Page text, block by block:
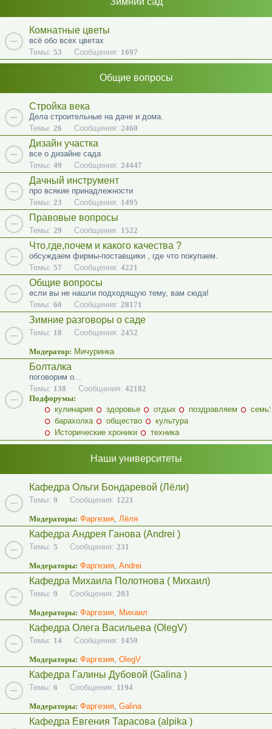
Комнатные цветы
всё обо всех цветах
Темы: 53 Сообщения: 1697
Общие вопросы
Стройка века
Дела строительные на даче и дома.
Темы: 26 Сообщения: 2460
Дизайн участка
все о дизайне сада
Темы: 49 Сообщения: 24447
Дачный инструмент
про всякие принадлежности
Темы: 23 Сообщения: 1495
Правовые вопросы
Темы: 29 Сообщения: 1522
Что,где,почем и какого качества ?
обсуждаем фирмы-поставщики , где что покупаем.
Темы: 57 Сообщения: 4221
Общие вопросы
если вы не нашли подходящую тему, вам сюда!
Темы: 60 Сообщения: 28171
Зимние разговоры о саде
Темы: 18 Сообщения: 2452
Модератор: Мичуринка
Болталка
поговорим о...
Темы: 138 Сообщения: 42182
Подфорумы:
кулинария
здоровье отдых поздравляем
барахолка
общество
культура
Исторические хроники
техника
Наши университеты
Кафедра Ольги Бондаревой (Лёли)
Темы: 9 Сообщения: 1221
Модераторы: Фаргезия, Лёля
Кафедра Андрея Ганова (Andrei )
Темы: 5 Сообщения: 231
Модераторы: Фаргезия, Andrei
Кафедра Михаила Полотнова ( Михаил)
Темы: 9 Сообщения: 203
Модераторы: Фаргезия, Михаил
Кафедра Олега Васильева (OlegV)
Темы: 14 Сообщения: 1459
Модераторы: Фаргезия, OlegV
Кафедра Галины Дубовой (Galina )
Темы: 6 Сообщения: 1194
Модераторы: Фаргезия, Galina
Кафедра Евгения Тарасова (alpika )